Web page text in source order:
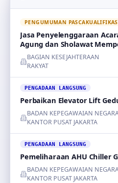
PENGUMUMAN
Jasa Penyelenggaraan
Agung dan Sholawat
Muhammad
BAGIAN KESEJAHTERAAN
RAKYAT
PENGADAAN LANGSUNG
Perbaikan Elevator Lift
BADAN KEPEGAWAIAN
KANTOR PUSAT JAKARTA
PENGADAAN LANGSUNG
Pemeliharaan AHU Chiller
BADAN KEPEGAWAIAN
KANTOR PUSAT JAKARTA